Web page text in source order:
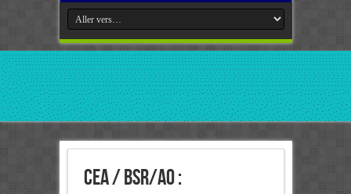
CEA / BSR/AO :